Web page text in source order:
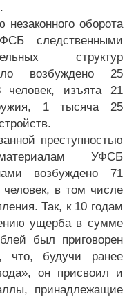
оборота
следственными
структур
возбуждено 25
изъята 21
1 тысяча 25
преступностью
УФСБ
возбуждено 71
в том числе
Так, к 10 годам
ущерба в сумме
был приговорен
что, будучи ранее
он присвоил и
принадлежащие